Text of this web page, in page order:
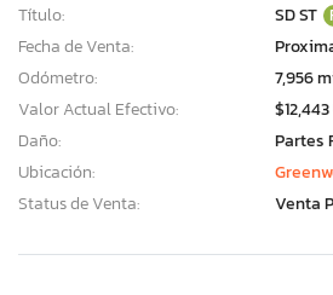
Título:
SD ST
Fecha de Venta:
Odómetro:
7,956
Valor Actual Efectivo:
Daño:
Partes
Ubicación:
Status de Venta:
Venta